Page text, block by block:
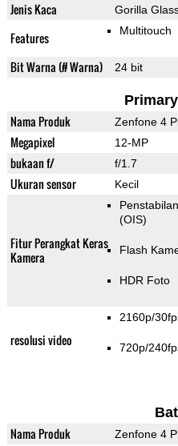
Jenis Kaca Gorilla
Features Multitouch
Bit Warna (# Warna) 24 bit
Nama Produk Zenfone 4
Megapixel 12-MP
bukaan f/ f/1.7
Ukuran sensor Kecil
Fitur Perangkat Keras
Kamera
(OIS)
Flash
HDR Foto
resolusi video
2160p/
720p/
Nama Produk Zenfone 4